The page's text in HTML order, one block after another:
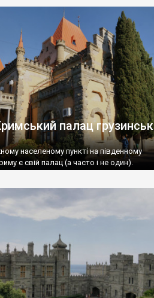
палац
населеному пункті на південному
є свій палац (а часто і не один).